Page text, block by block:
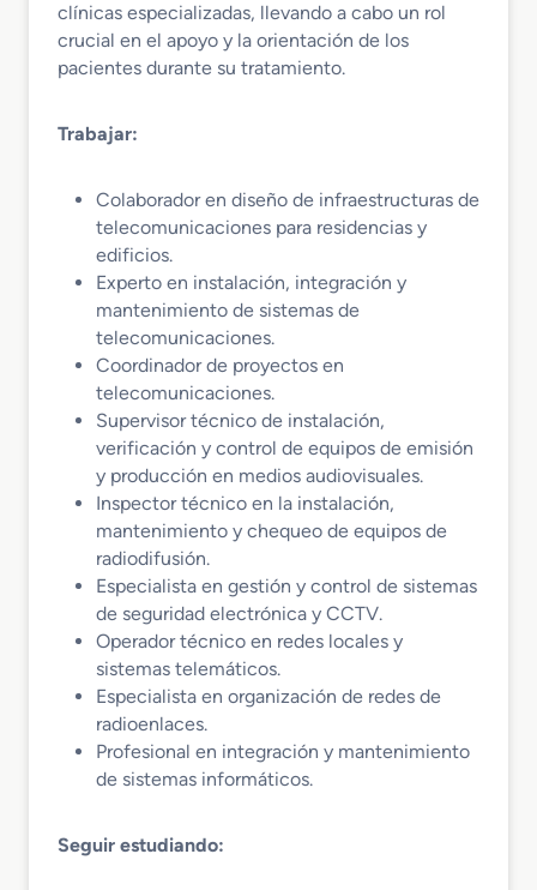
clínicas especializadas, llevando a cabo un rol
crucial en el apoyo y la orientación de los
pacientes durante su tratamiento.
Trabajar:
Colaborador en diseño de infraestructuras de
telecomunicaciones para residencias y
edificios.
Experto en instalación, integración y
mantenimiento de sistemas de
telecomunicaciones.
Coordinador de proyectos en
telecomunicaciones.
Supervisor técnico de instalación,
verificación y control de equipos de emisión
y producción en medios audiovisuales.
Inspector técnico en la instalación,
mantenimiento y chequeo de equipos de
radiodifusión.
Especialista en gestión y control de sistemas
de seguridad electrónica y CCTV.
Operador técnico en redes locales y
sistemas telemáticos.
Especialista en organización de redes de
radioenlaces.
Profesional en integración y mantenimiento
de sistemas informáticos.
Seguir estudiando: